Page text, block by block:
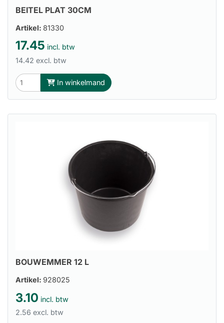
BEITEL PLAT 30CM
Artikel: 81330
17.45 incl. btw
14.42 excl. btw
In winkelmand
BOUWEMMER 12 L
Artikel: 928025
3.10 incl. btw
2.56 excl. btw